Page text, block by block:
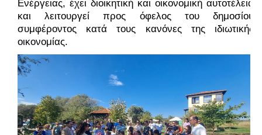
Ενέργειας, έχει διοικητική και οικονομική αυτοτέλεια
και λειτουργεί προς όφελος του δημοσίου
συμφέροντος κατά τους κανόνες της ιδιωτικής
οικονομίας.